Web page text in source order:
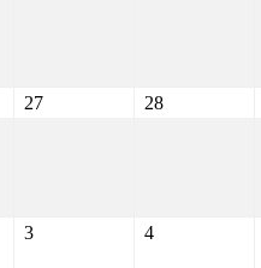
27 28
3 4